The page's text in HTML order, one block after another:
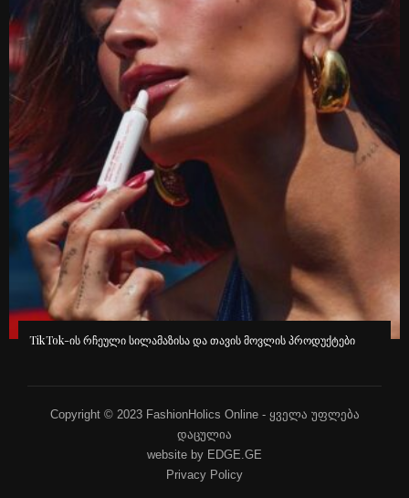
გავრცელებული ინფორმაციით, კინოეკრანებზე “ეშმაკს აცვია
პრადას” მეორე ნაწილი გამოვა
Copyright © 2023 FashionHolics Online - ყველა უფლება
დაცულია
website by EDGE.GE
Privacy Policy